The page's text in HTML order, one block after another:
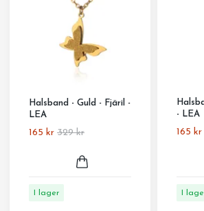
Halsband - Guld - Fjäril -
LEA
165 kr 329 kr
I lager
- LEA
165 kr
I